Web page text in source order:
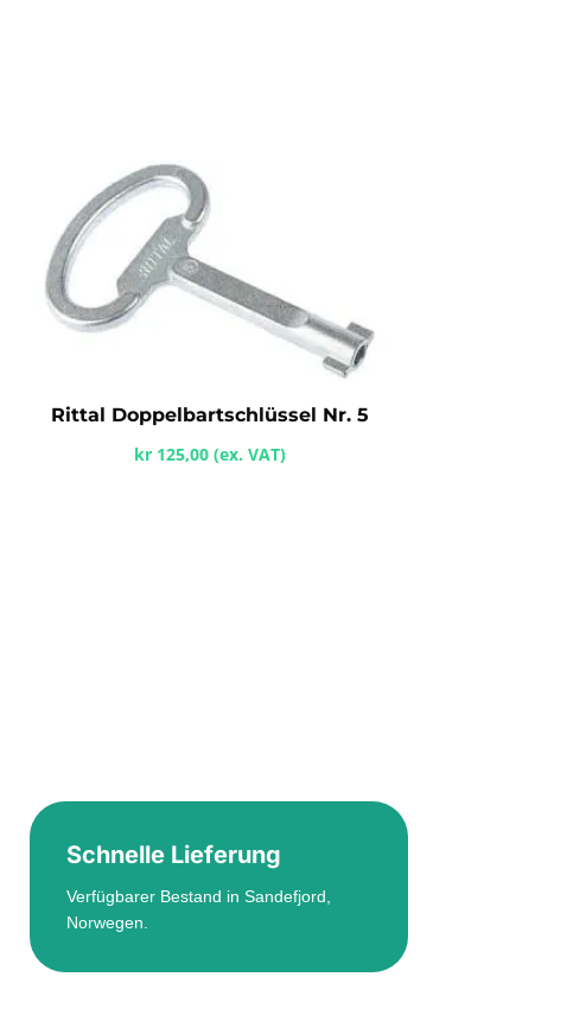
Rittal Doppelbartschlüssel Nr. 5
kr125,00 (ex. VAT)
Schnelle Lieferung
Verfügbarer Bestand in Sandefjord,
Norwegen.